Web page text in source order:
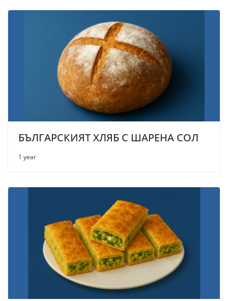
БЪЛГАРСКИЯТ ХЛЯБ С ШАРЕНА СОЛ
1 year